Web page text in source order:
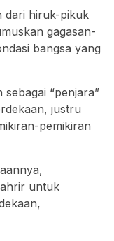
dari hiruk-pikuk
gagasan-
bangsa yang
“penjara”
justru
pemikiran
untuk